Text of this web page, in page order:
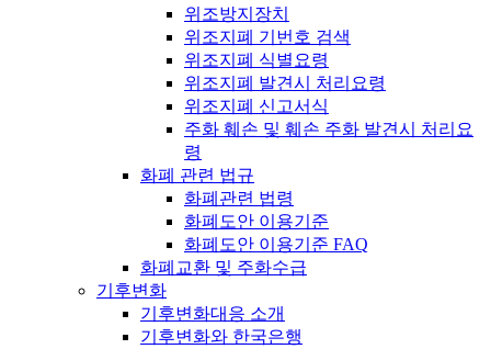
위조방지장치
위조지폐 기번호 검색
위조지폐 식별요령
위조지폐 발견시 처리요령
위조지폐 신고서식
주화 훼손 및 훼손 주화 발견시 처리요
령
화폐 관련 법규
화폐관련 법령
화폐도안 이용기준
화폐도안 이용기준 FAQ
화폐교환 및 주화수급
기후변화
기후변화대응 소개
기후변화와 한국은행